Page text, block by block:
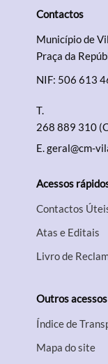
Categorias
Contactos
Município de
Praça da
NIF: 506 613
T.
268 889 310
E.geral@cm-
Acessos
Contactos
Atas e Editais
Livro de
Outros acessos
Índice de
Mapa do site